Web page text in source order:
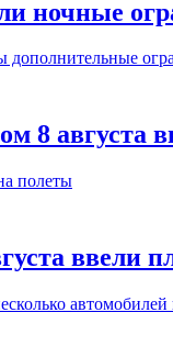
ночные
8 августа
ввели